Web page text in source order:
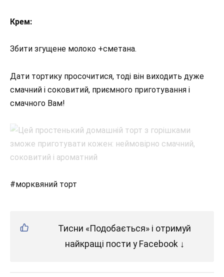
Крем:
Збити згущене молоко +сметана.
Дати тортику просочитися, тоді він виходить дуже
смачний і соковитий, приємного приготування і
смачного Вам!
#морквяний торт
Тисни «Подобається» і отримуй
найкращі пости у Facebook ↓